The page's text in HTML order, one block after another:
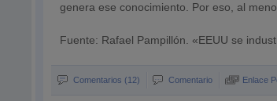
genera ese conocimiento. Por eso, al
Fuente: Rafael Pampillón. «EEUU se
Comentarios (12) Comentario Enlace